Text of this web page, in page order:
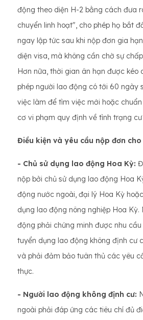
động theo diện H-2 bằng cách đưa
chuyển linh hoạt", cho phép họ bắt
ngay lập tức sau khi nộp đơn gia
diện visa, mà không cần chờ sự
Hơn nữa, thời gian ân hạn được kéo
phép người lao động có tới 60 ngày
việc làm để tìm việc mới hoặc
cơ vi phạm quy định về tình trạng cư
Điều kiện và yêu cầu nộp đơn
- Chủ sử dụng lao động Hoa Kỳ:
nộp bởi chủ sử dụng lao động Hoa
động nước ngoài, đại lý Hoa Kỳ
dụng lao động nông nghiệp Hoa Kỳ.
động phải chứng minh được nhu
tuyển dụng lao động không định cư
và phải đảm bảo tuân thủ các yêu
thực.
- Người lao động không định cư:
ngoài phải đáp ứng các tiêu chí đủ